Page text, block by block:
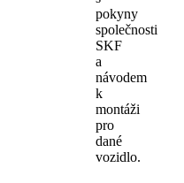
pokyny
společnosti
SKF
a
návodem
k
montáži
pro
dané
vozidlo.